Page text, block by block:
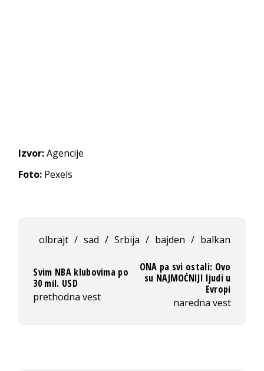
Izvor:Agencije
Foto: Pexels
olbrajt / sad / Srbija / bajden / balkan
Svim NBA klubovima po
30 mil. USD
prethodna vest
ONA pa svi ostali: Ovo
su NAJMOĆNIJI ljudi u
Evropi
naredna vest